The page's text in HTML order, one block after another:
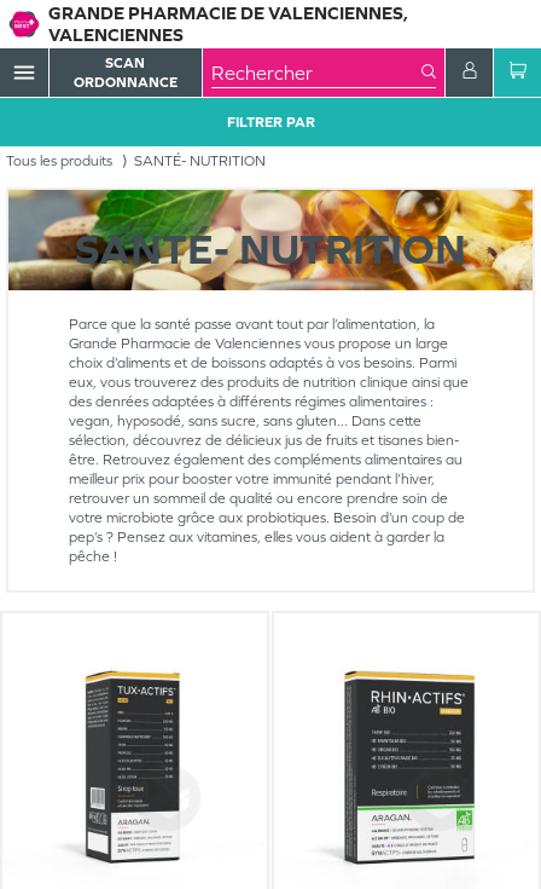
GRANDE PHARMACIE DE VALENCIENNES,
VALENCIENNES
menu
SCAN
ORDONNANCE
Tous les produits SANTÉ- NUTRITION
FILTRER PAR
SANTÉ- NUTRITION
Parce que la santé passe avant tout par l’alimentation, la
Grande Pharmacie de Valenciennes vous propose un large
choix d’aliments et de boissons adaptés à vos besoins. Parmi
eux, vous trouverez des produits de nutrition clinique ainsi que
des denrées adaptées à différents régimes alimentaires :
vegan, hyposodé, sans sucre, sans gluten... Dans cette
sélection, découvrez de délicieux jus de fruits et tisanes bien-
être. Retrouvez également des compléments alimentaires au
meilleur prix pour booster votre immunité pendant l’hiver,
retrouver un sommeil de qualité ou encore prendre soin de
votre microbiote grâce aux probiotiques. Besoin d’un coup de
pep’s ? Pensez aux vitamines, elles vous aident à garder la
pêche !